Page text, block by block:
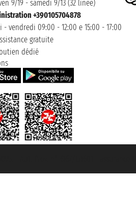
9/19 - samedi 9/13 (32 linee)
+390105704878
- vendredi 09:00 - 12:00 e 15:00 - 17:00
gratuite
dédié